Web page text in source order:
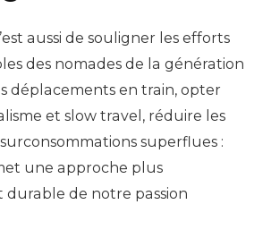
aussi de souligner les efforts
des nomades de la génération
déplacements en train, opter
et slow travel, réduire les
surconsommations superflues :
une approche plus
durable de notre passion